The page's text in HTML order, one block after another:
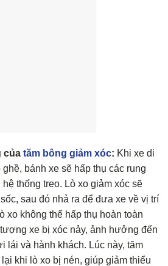
của tăm bông giảm xóc: Khi xe di
bánh xe sẽ hấp thụ các rung
thống treo. Lò xo giảm xóc sẽ
sau đó nhả ra để đưa xe về vị trí
xo không thể hấp thụ hoàn toàn
xe bị xóc nảy, ảnh hưởng đến
lái và hành khách. Lúc này, tăm
khi lò xo bị nén, giúp giảm thiểu